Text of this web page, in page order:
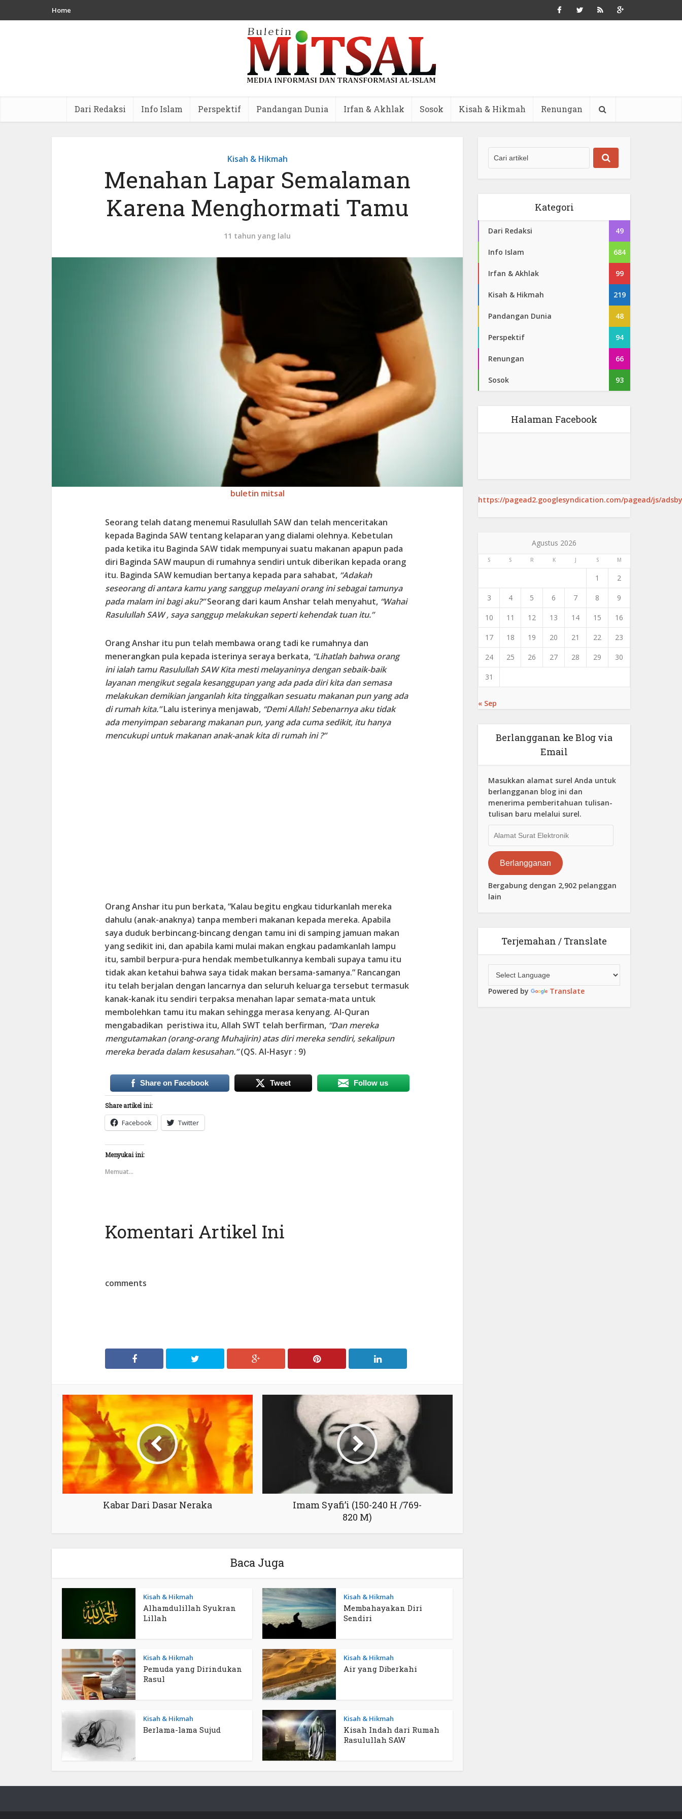
Home
Dari Redaksi Info Islam Perspektif Pandangan Dunia Irfan & Akhlak Sosok Kisah & Hikmah Renungan
Kisah & Hikmah
Menahan Lapar Semalaman
Karena Menghormati Tamu
11 tahun yang lalu
buletin mitsal
Seorang telah datang menemui Rasulullah SAW dan telah menceritakan
kepada Baginda SAW tentang kelaparan yang dialami olehnya. Kebetulan
pada ketika itu Baginda SAW tidak mempunyai suatu makanan apapun pada
diri Baginda SAW maupun di rumahnya sendiri untuk diberikan kepada orang
itu. Baginda SAW kemudian bertanya kepada para sahabat, “Adakah
seseorang di antara kamu yang sanggup melayani orang ini sebagai tamunya
pada malam ini bagi aku?”Seorang dari kaum Anshar telah menyahut, “Wahai
Rasulullah SAW , saya sanggup melakukan seperti kehendak tuan itu.”
Orang Anshar itu pun telah membawa orang tadi ke rumahnya dan
menerangkan pula kepada isterinya seraya berkata, “Lihatlah bahwa orang
ini ialah tamuRasulullah SAWKita mesti melayaninya dengan sebaik-baik
layanan mengikut segala kesanggupan yang ada pada diri kita dan semasa
melakukan demikian janganlah kita tinggalkan sesuatu makanan pun yang ada
di rumah kita.”Lalu isterinya menjawab, “DemiAllah! Sebenarnya aku tidak
ada menyimpan sebarang makanan pun, yang ada cuma sedikit, itu hanya
mencukupi untuk makanan anak-anak kita di rumah ini ?”
Orang Anshar itu pun berkata, “Kalau begitu engkau tidurkanlah mereka
dahulu (anak-anaknya) tanpa memberi makanan kepada mereka. Apabila
saya duduk berbincang-bincang dengan tamu ini di samping jamuan makan
yang sedikit ini, dan apabila kami mulai makan engkau padamkanlah lampu
itu, sambil berpura-pura hendak membetulkannya kembali supaya tamu itu
tidak akan ketahui bahwa saya tidak makan bersama-samanya.” Rancangan
itu telah berjalan dengan lancarnya dan seluruh keluarga tersebut termasuk
kanak-kanak itu sendiri terpaksa menahan lapar semata-mata untuk
membolehkan tamu itu makan sehingga merasa kenyang. Al-Quran
mengabadikan peristiwa itu,Allah SWT telah berfirman, “Dan mereka
mengutamakan (orang-orang Muhajirin) atas diri mereka sendiri, sekalipun
mereka berada dalam kesusahan.”(QS. Al-Hasyr : 9)
Share on Facebook Tweet Follow us
Share artikel ini:
Facebook Twitter
Menyukai ini:
Memuat...
Komentari Artikel Ini
comments
Kabar Dari Dasar Neraka
Imam Syafi’i (150-240 H /769-
820 M)
Baca Juga
Kisah & Hikmah
Alhamdulillah Syukran
Lillah
Kisah & Hikmah
Membahayakan Diri
Sendiri
Kisah & Hikmah
Pemuda yang Dirindukan
Rasul
Kisah & Hikmah
Air yang Diberkahi
Kisah & Hikmah
Berlama-lama Sujud
Kisah & Hikmah
Kisah Indah dari Rumah
Rasulullah SAW
Kategori
Dari Redaksi 49
Info Islam 684
Irfan & Akhlak 99
Kisah & Hikmah 219
Pandangan Dunia 48
Perspektif 94
Renungan 66
Sosok 93
Halaman Facebook
https://pagead2.googlesyndication.com/pagead/js/
Agustus 2026
S S R K J S M
1 2
3 4 5 6 7 8 9
10 11 12 13 14 15 16
17 18 19 20 21 22 23
24 25 26 27 28 29 30
31
« Sep
Berlangganan ke Blog via
Email
Masukkan alamat surel Anda untuk
berlangganan blog ini dan
menerima pemberitahuan tulisan-
tulisan baru melalui surel.
Surat
Elektronik
Berlangganan
Bergabung dengan 2,902 pelanggan
lain
Terjemahan / Translate
Powered by Translate